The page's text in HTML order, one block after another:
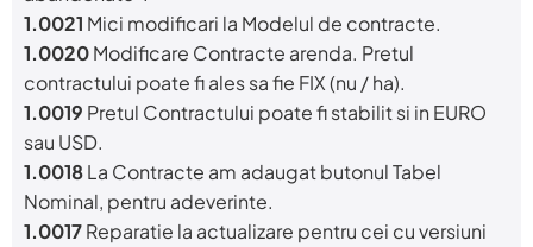
1.0021 Mici modificari la Modelul de contracte.
1.0020Modificare Contracte arenda. Pretul
contractului poate fi ales sa fie FIX (nu / ha).
1.0019 Pretul Contractului poate fi stabilit si in EURO
sau USD.
1.0018La Contracte am adaugat butonul Tabel
Nominal, pentru adeverinte.
1.0017Reparatie la actualizare pentru cei cu versiuni